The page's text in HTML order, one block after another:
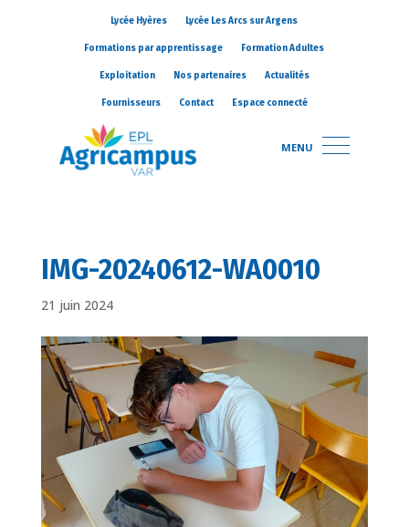
Lycée Hyères Lycée Les Arcs sur Argens
Formations par apprentissage Formation Adultes
Exploitation Nos partenaires Actualités
Fournisseurs Contact Espace connecté
MENU
IMG-20240612-WA0010
21 juin 2024